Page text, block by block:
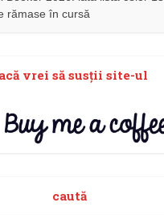
rămase în cursă
vrei să susţii site-ul
caută